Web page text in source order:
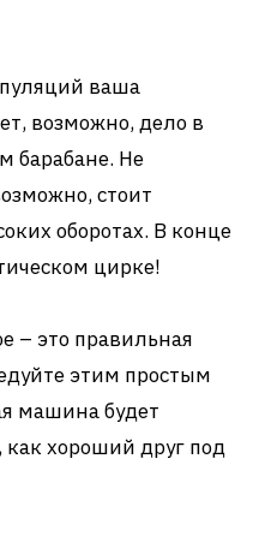
ваша
возможно, дело в
барабане. Не
стоит
оборотах. В конце
цирке!
– это правильная
этим простым
машина будет
как хороший друг под